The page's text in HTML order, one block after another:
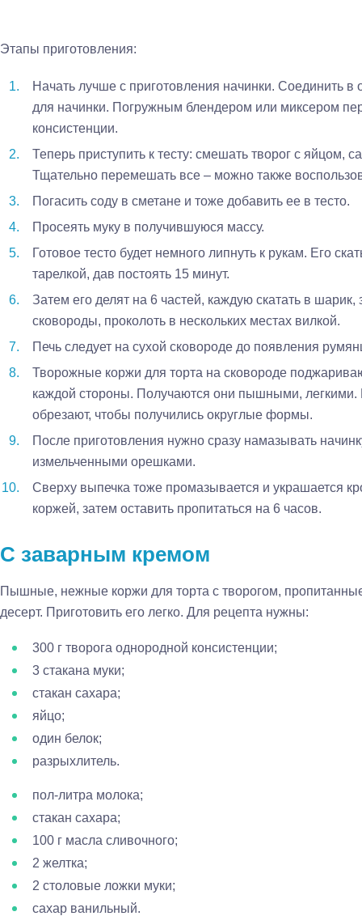
Этапы приготовления:
Начать лучше с приготовления начинки. Соединить в
для начинки. Погружным блендером или миксером
консистенции.
Теперь приступить к тесту: смешать творог с яйцом,
Тщательно перемешать все – можно также
Погасить соду в сметане и тоже добавить ее в тесто.
Просеять муку в получившуюся массу.
Готовое тесто будет немного липнуть к рукам. Его
тарелкой, дав постоять 15 минут.
Затем его делят на 6 частей, каждую скатать в шарик,
сковороды, проколоть в нескольких местах вилкой.
Печь следует на сухой сковороде до появления
Творожные коржи для торта на сковороде
каждой стороны. Получаются они пышными, легкими.
обрезают, чтобы получились округлые формы.
После приготовления нужно сразу намазывать
измельченными орешками.
Сверху выпечка тоже промазывается и украшается
коржей, затем оставить пропитаться на 6 часов.
С заварным кремом
Пышные, нежные коржи для торта с творогом,
десерт. Приготовить его легко. Для рецепта нужны:
300 г творога однородной консистенции;
3 стакана муки;
стакан сахара;
яйцо;
один белок;
разрыхлитель.
пол-литра молока;
стакан сахара;
100 г масла сливочного;
2 желтка;
2 столовые ложки муки;
сахар ванильный.